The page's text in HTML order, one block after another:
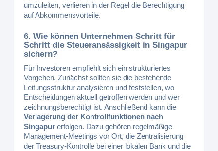
umzuleiten, verlieren in der Regel die Berechtigung
auf Abkommensvorteile.
6. Wie können Unternehmen Schritt für
Schritt die Steueransässigkeit in Singapur
sichern?
Für Investoren empfiehlt sich ein strukturiertes
Vorgehen. Zunächst sollten sie die bestehende
Leitungsstruktur analysieren und feststellen, wo
Entscheidungen aktuell getroffen werden und wer
zeichnungsberechtigt ist. Anschließend kann die
Verlagerung der Kontrollfunktionen nach
Singapur erfolgen. Dazu gehören regelmäßige
Management-Meetings vor Ort, die Zentralisierung
der Treasury-Kontrolle bei einer lokalen Bank und die